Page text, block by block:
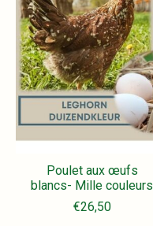
Poulet aux œufs
blancs- Mille couleurs
€26,50